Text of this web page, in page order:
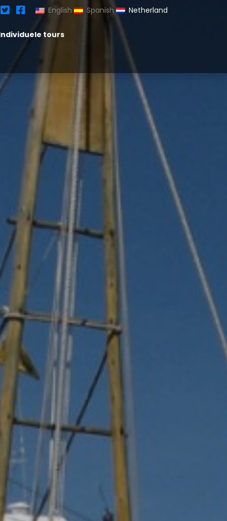
English Spanish Netherland
tours